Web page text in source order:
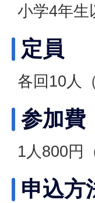
小学4年生
定員
各回10人
参加費
1人800円
申込方